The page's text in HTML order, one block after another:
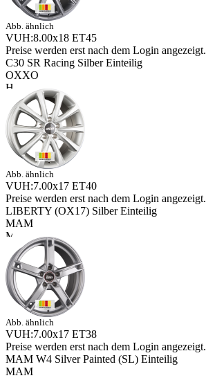
Abb. ähnlich
VUH:8.00x18 ET45
Preise werden erst nach dem Login angezeigt.
C30 SR Racing Silber Einteilig
OXXO
Abb. ähnlich
VUH:7.00x17 ET40
Preise werden erst nach dem Login angezeigt.
LIBERTY (OX17) Silber Einteilig
MAM
Abb. ähnlich
VUH:7.00x17 ET38
Preise werden erst nach dem Login angezeigt.
MAM W4 Silver Painted (SL) Einteilig
MAM